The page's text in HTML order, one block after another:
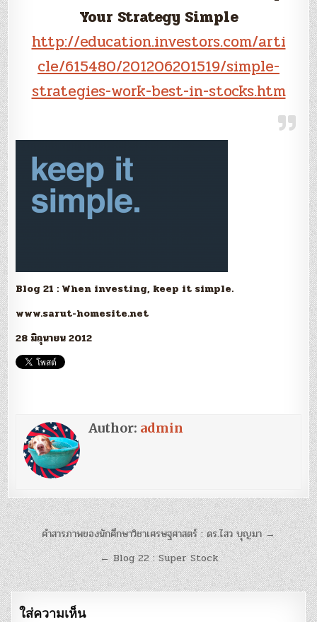
Your Strategy Simple
http://education.investors.com/arti
cle/615480/201206201519/simple-
strategies-work-best-in-stocks.htm
Blog 21 : When investing, keep it simple.
www.sarut-homesite.net
28 มิถุนายน 2012
Author: admin
แนะแนว
เรื่อง
คำสารภาพของนักศึกษาวิชาเศรษฐศาสตร์ : ดร.ไสว บุญมา →
← Blog 22 : Super Stock
ใส่ความเห็น